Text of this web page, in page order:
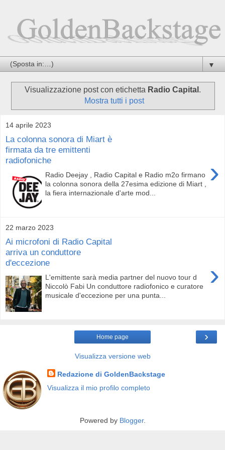
▼
Visualizzazione post con etichetta Radio Capital .
Mostra tutti i post
14 aprile 2023
La colonna sonora di Miart è
firmata da tre emittenti
radiofoniche
›
Radio Deejay , Radio Capital e Radio m2o firmano
la colonna sonora della 27esima edizione di Miart ,
la fiera internazionale d'arte mod...
22 marzo 2023
Ai microfoni di Radio Capital
arriva un conduttore
d'eccezione
›
L'emittente sarà media partner del nuovo tour d
Niccolò Fabi Un conduttore radiofonico e curatore
musicale d'eccezione per una punta...
›
Home page
Visualizza versione web
Redazione di GoldenBackstage
Visualizza il mio profilo completo
Powered by Blogger.